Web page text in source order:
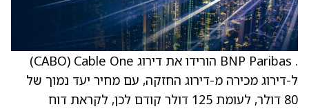
. BNP Paribas הורידו את דירוג Cable One ‏(CABO)
ל-דירוג מכירה מ-דירוג החזקה, עם מחיר יעד נמוך של
80 דולר, לעומת 125 דולר קודם לכן, לקראת דוח